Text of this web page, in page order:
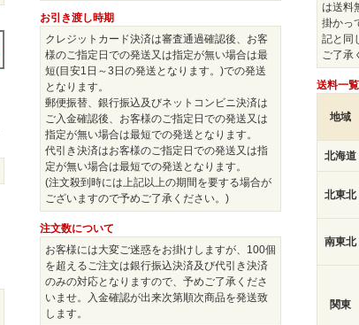
お引き渡し時期
クレジットカード決済は審査通過確認後、お客
様のご指定日での発送又は指定が無い場合は最
短(目安1日～3日の発送となります。)での発送
となります。
郵便振替、銀行振込及びネットコンビニ決済は
ご入金確認後、お客様のご指定日での発送又は
指定が無い場合は最短での発送となります。
代引き決済はお客様のご指定日での発送又は指
定が無い場合は最短での発送となります。
(注文殺到時には上記以上の期間を要する場合が
ございますので予めご了承ください。)
注文数について
お客様には大変ご迷惑をお掛けしますが、100個
を超えるご注文は銀行振込決済及び代引き決済
のみの対応となりますので、予めご了承くださ
いませ。入金確認が出来次第順次商品を発送致
します。
は送料
掛かっ
記と同
ご了承
送料一
地域
北海道
北東北
南東北
関東